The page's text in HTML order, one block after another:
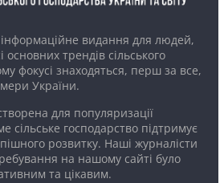
видання для людей,
основних трендів сільського
фокусі знаходяться, перш за все,
України.
для популяризації
сільське господарство підтримує
розвитку. Наші журналісти
на нашому сайті було
та цікавим.